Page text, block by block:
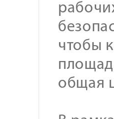
чтобы
общая